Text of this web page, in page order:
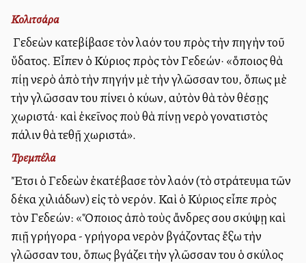
Κολιτσάρα
Ὁ Γεδεὼν κατεβίβασε τὸν λαόν του πρὸς τὴν πηγὴν τοῦ
ὕδατος. Εἶπεν ὁ Κύριος πρὸς τὸν Γεδεών· «ὅποιος θὰ
πίῃ νερὸ ἀπὸ τὴν πηγήν μὲ τὴν γλῶσσαν του, ὅπως μὲ
τὴν γλῶσσαν του πίνει ὁ κύων, αὐτὸν θὰ τὸν θέσῃς
χωριστά· καὶ ἐκεῖνος ποὺ θὰ πίνῃ νερὸ γονατιστὸς
πάλιν θὰ τεθῇ χωριστά».
Τρεμπέλα
Ἔτσι ὁ Γεδεὼν ἐκατέβασε τὸν λαόν (τὸ στράτευμα τῶν
δέκα χιλιάδων) εἰς τὸ νερόν. Καὶ ὁ Κύριος εἶπε πρὸς
τὸν Γεδεών: «Ὅποιος ἀπὸ τοὺς ἄνδρες σου σκύψῃ καὶ
πιῇ γρήγορα - γρήγορα νερὸν βγάζοντας ἔξω τὴν
γλῶσσαν του, ὅπως βγάζει τὴν γλῶσσαν του ὁ σκύλος